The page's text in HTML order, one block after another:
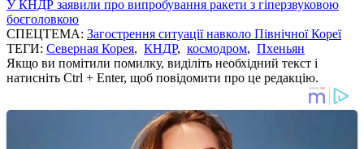
У КНДР заявили про випробування ракети з гіперзвуковою
боєголовкою
СПЕЦТЕМА: Загострення ситуації навколо Пiвнічної Кореї
ТЕГИ: Северная Корея, КНДР, космодром, Пхеньян
Якщо ви помітили помилку, виділіть необхідний текст і
натисніть Ctrl + Enter, щоб повідомити про це редакцію.